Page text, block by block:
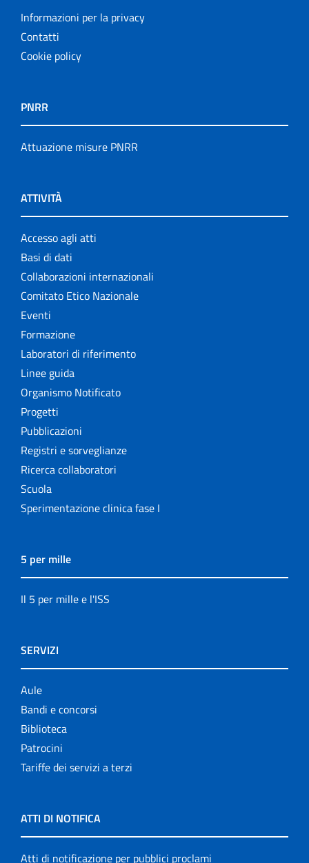
Informazioni per la privacy
Contatti
Cookie policy
PNRR
Attuazione misure PNRR
ATTIVITÀ
Accesso agli atti
Basi di dati
Collaborazioni internazionali
Comitato Etico Nazionale
Eventi
Formazione
Laboratori di riferimento
Linee guida
Organismo Notificato
Progetti
Pubblicazioni
Registri e sorveglianze
Ricerca collaboratori
Scuola
Sperimentazione clinica fase I
5 per mille
Il 5 per mille e l'ISS
SERVIZI
Aule
Bandi e concorsi
Biblioteca
Patrocini
Tariffe dei servizi a terzi
ATTI DI NOTIFICA
Atti di notificazione per pubblici proclami